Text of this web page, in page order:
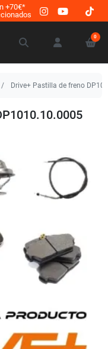
+70€*
0
Drive+ Pastilla de freno